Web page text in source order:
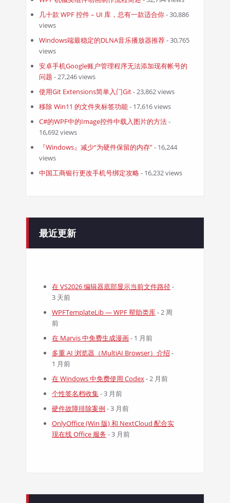
几十款 WPF 控件 – UI 库，总有一款适合你- 30,886
views
Windows端最稳定的DLNA音乐播放器推荐- 30,765
views
安卓手机Google账户管理程序无法添加现有帐号的
问题 - 27,246 views
使用Git Extensions简单入门Git- 23,862 views
移除 Win11 的文件夹标签功能- 17,616 views
C#的WPF中的Image控件中载入图片的方法-
16,692 views
『Windows』减少“为硬件保留的内存”- 16,244
views
中国工商银行更改手机号绑定攻略 - 16,232 views
最近更新
在 VS2026 编辑器底部显示当前文件路径-
3 天前
WPFTemplateLib — WPF 帮助类库- 2 周
前
在 Marvis 中免费生成漫画- 1 月前
多重 AI 浏览器（MultiAI Browser）介绍 -
1 月前
在 Windows 中免费使用 Codex- 2 月前
个性签名档收集- 3 月前
硬件故障排除案例 - 3 月前
OnlyOffice (Win 版) 和 NextCloud 配合实
现在线 Office 服务 - 3 月前